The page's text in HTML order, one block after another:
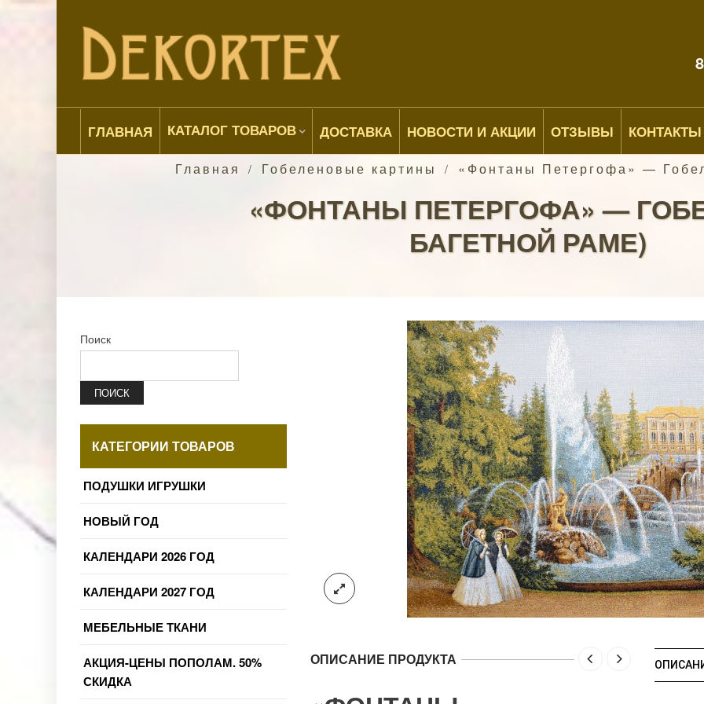
ГЛАВНАЯ КАТАЛОГ ТОВАРОВ ДОСТАВКА НОВОСТИ И АКЦИИ ОТЗЫВЫ КОНТАКТЫ
Главная / Гобеленовые картины / «Фонтаны Петергофа» —
«ФОНТАНЫ ПЕТЕРГОФА» —
БАГЕТНОЙ РАМЕ)
ОПИСАНИЕ ПРОДУКТА
Поиск
ПОИСК
КАТЕГОРИИ ТОВАРОВ
ПОДУШКИ ИГРУШКИ
НОВЫЙ ГОД
КАЛЕНДАРИ 2026 ГОД
КАЛЕНДАРИ 2027 ГОД
МЕБЕЛЬНЫЕ ТКАНИ
АКЦИЯ-ЦЕНЫ ПОПОЛАМ. 50%
СКИДКА